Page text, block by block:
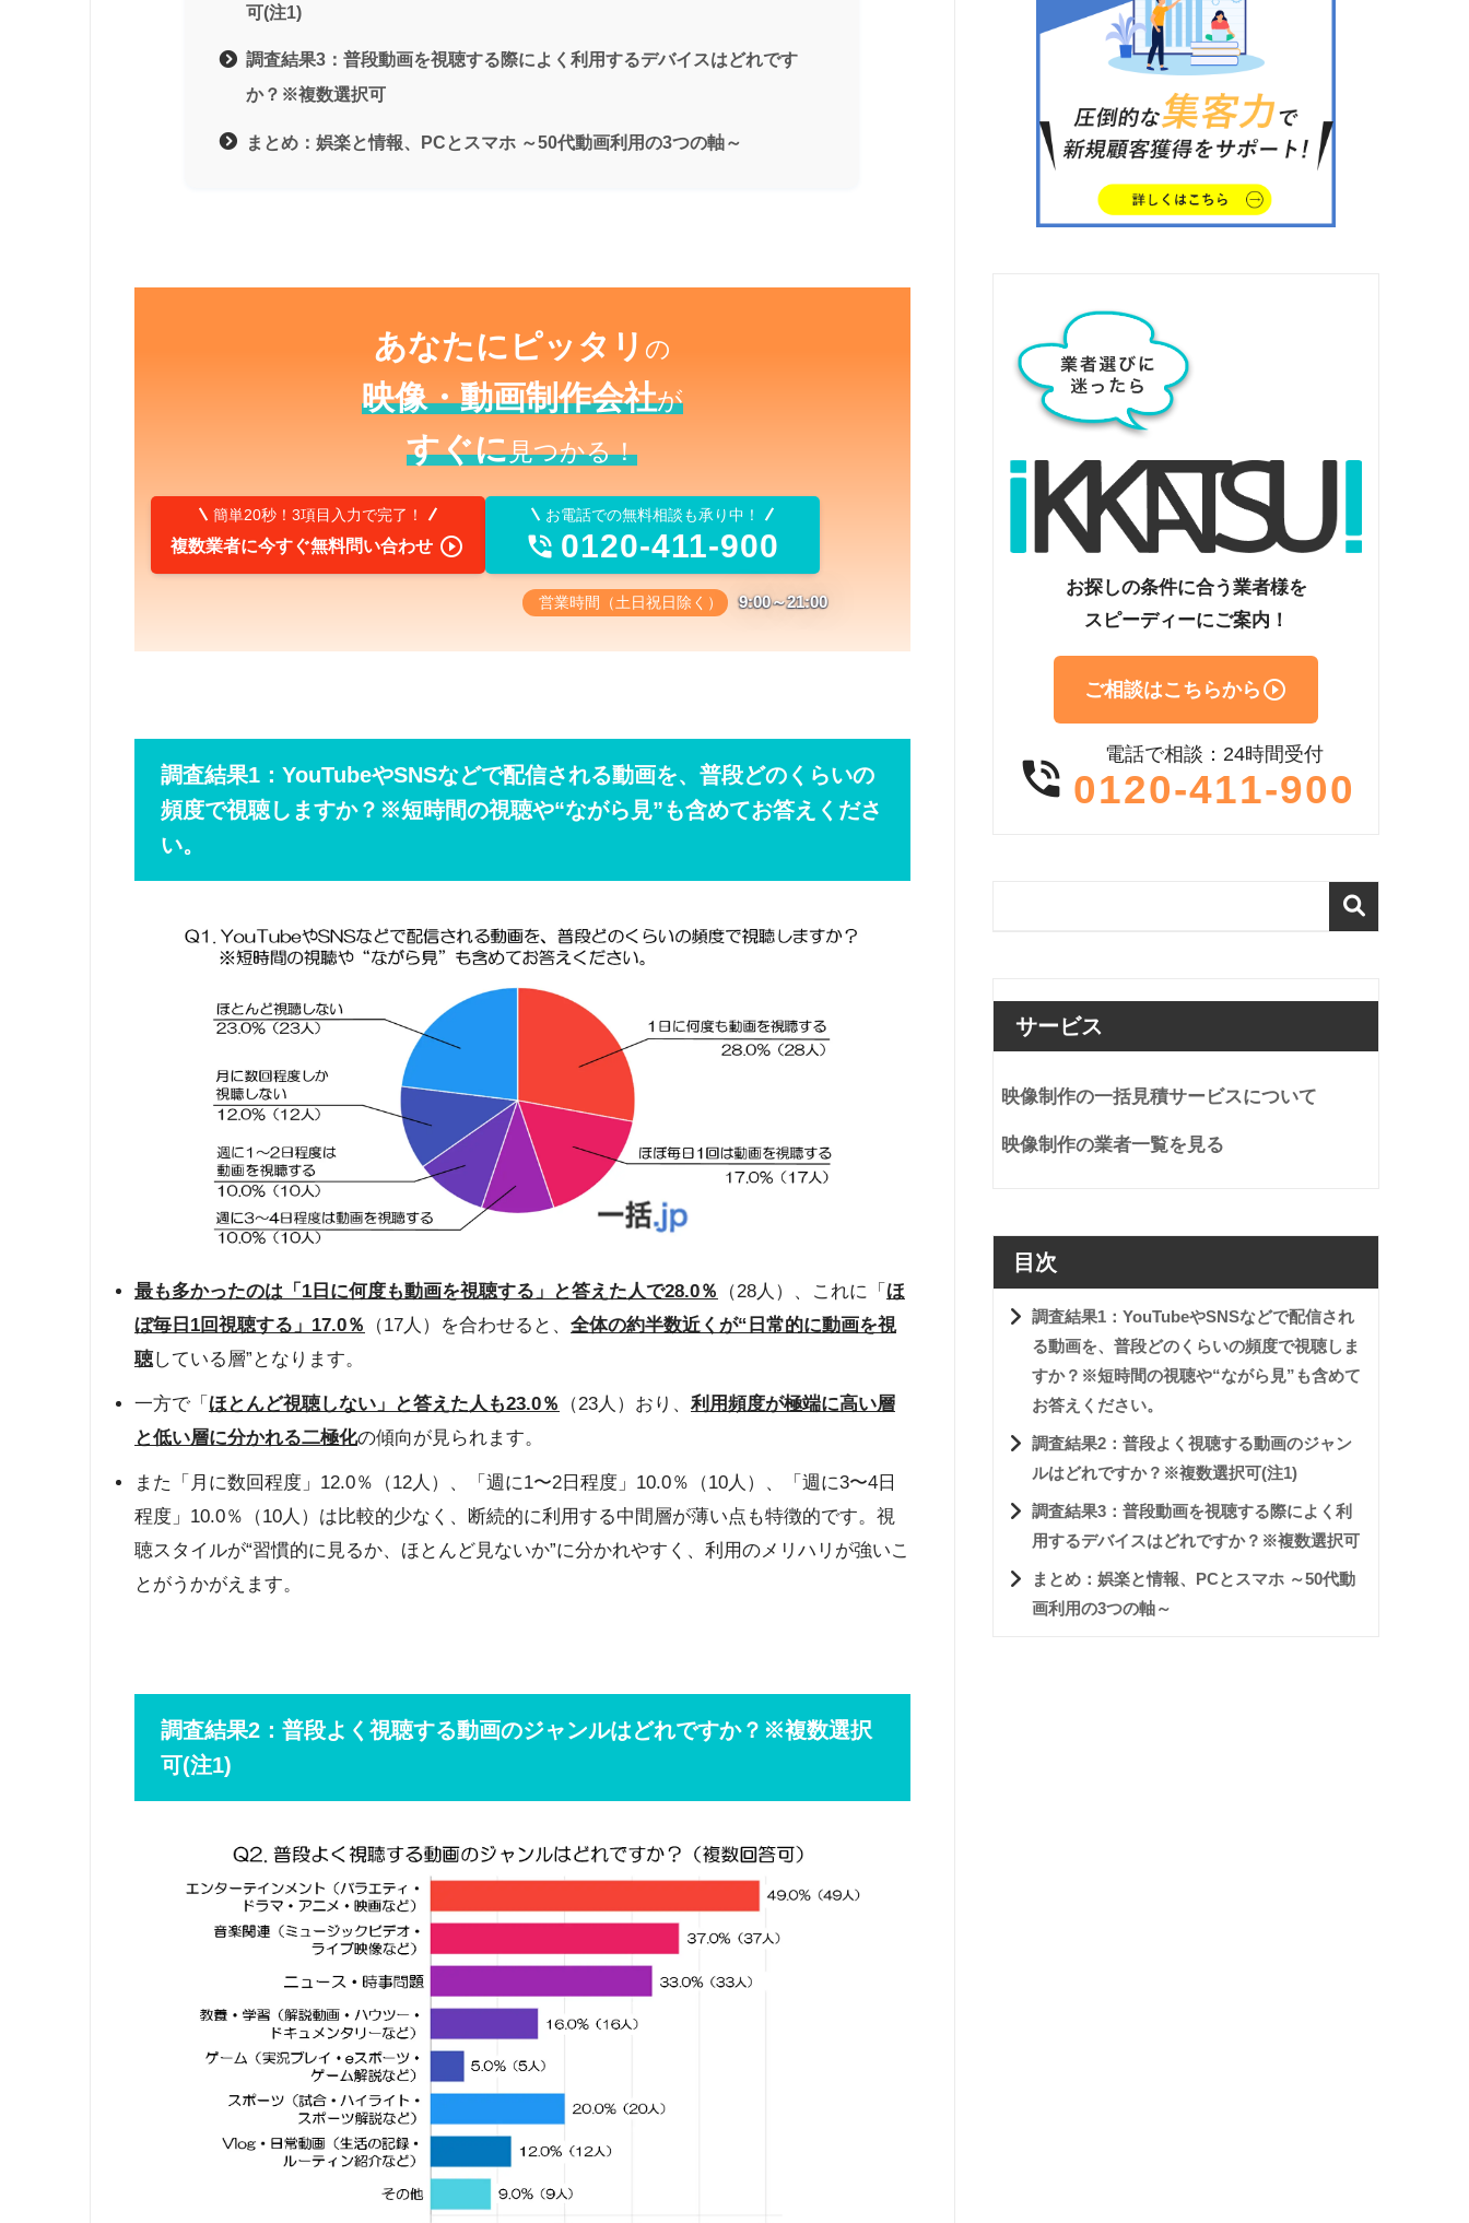
可(注1)
調査結果3：普段動画を視聴する際によく利用するデバイスはどれです
か？※複数選択可
まとめ：娯楽と情報、PCとスマホ ～50代動画利用の3つの軸～
あなたにピッタリ の
映像・動画制作会社が
すぐに見つかる！
簡単20秒！3項目入力で完了！
複数業者に今すぐ無料問い合わせ 
お電話での無料相談も承り中！
 0120-411-900
営業時間（土日祝日除く） 9:00～21:00
調査結果1：YouTubeやSNSなどで配信される動画を、普段どのくらいの
頻度で視聴しますか？※短時間の視聴や“ながら見”も含めてお答えくださ
い。
最も多かったのは「1日に何度も動画を視聴する」と答えた人で28.0％ （28人）、これに「 ほ
ぼ毎日1回視聴する」17.0％
（17人）を合わせると、 全体の約半数近くが“日常的に動画を視
聴している層”となります。
一方で「 ほとんど視聴しない」と答えた人も23.0％ （23人）おり、 利用頻度が極端に高い層
と低い層に分かれる二極化の傾向が見られます。
また「月に数回程度」12.0％（12人）、「週に1〜2日程度」10.0％（10人）、「週に3〜4日
程度」10.0％（10人）は比較的少なく、断続的に利用する中間層が薄い点も特徴的です。視
聴スタイルが“習慣的に見るか、ほとんど見ないか”に分かれやすく、利用のメリハリが強いこ
とがうかがえます。
調査結果2：普段よく視聴する動画のジャンルはどれですか？※複数選択
可(注1)
お探しの条件に合う業者様を
スピーディーにご案内！
ご相談はこちらから 
 電話で相談：24時間受付
0120-411-900
サービス
映像制作の一括見積サービスについて
映像制作の業者一覧を見る
目次
調査結果1：YouTubeやSNSなどで配信され
る動画を、普段どのくらいの頻度で視聴しま
すか？※短時間の視聴や“ながら見”も含めて
お答えください。
調査結果2：普段よく視聴する動画のジャン
ルはどれですか？※複数選択可(注1)
調査結果3：普段動画を視聴する際によく利
用するデバイスはどれですか？※複数選択可
まとめ：娯楽と情報、PCとスマホ ～50代動
画利用の3つの軸～